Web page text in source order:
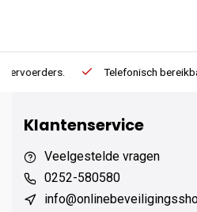
Telefonisch bereikbaar op
Klantenservice
Veelgestelde vragen
0252-580580